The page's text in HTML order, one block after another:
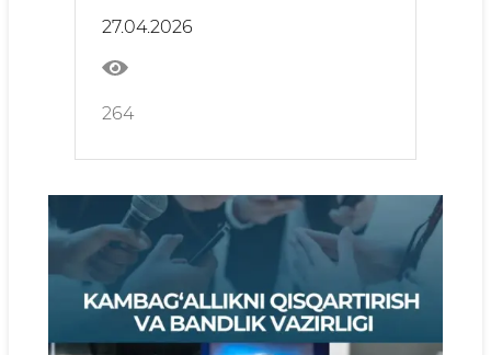
27.04.2026
264